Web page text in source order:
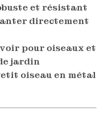
et résistant
directement
pour oiseaux et
jardin
oiseau en métal